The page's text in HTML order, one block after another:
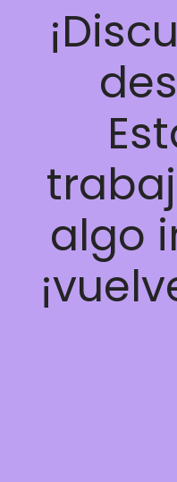
algo